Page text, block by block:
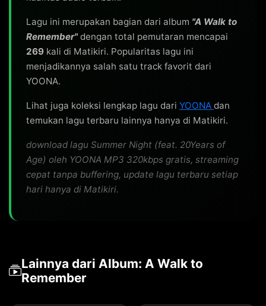
Lagu ini merupakan bagian dari album "A Walk to
Remember"dengan total pemutaran mencapai
269 kali di Matikiri. Popularitas lagu ini
menjadikannya salah satu track favorit dari
YOONA.
Lihat juga koleksi lengkap lagu dari YOONA dan
temukan lagu terbaru lainnya hanya di Matikiri.
download lagu Summer Night (feat. 20Years of
Age) oleh YOONA MP3 320kbps gratis, streaming
cepat tanpa buffering, update lagu terbaru setiap
hari hanya di Matikiri.
Lainnya dari Album: A Walk to
Remember